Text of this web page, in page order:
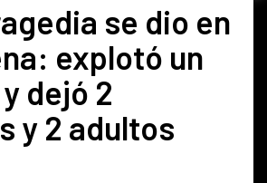
se dio en
explotó un
dejó 2
y 2 adultos